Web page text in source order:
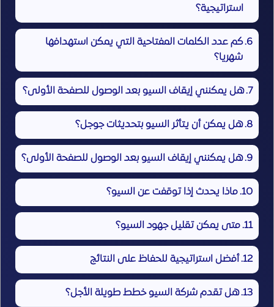
استراتيجية؟
كم عدد الكلمات المفتاحية التي يمكن استهدافها
شهريا؟
هل يمكنني إيقاف السيو بعد الوصول للصفحة الأولى؟
هل يمكن أن يتأثر السيو بتحديثات جوجل؟
هل يمكنني إيقاف السيو بعد الوصول للصفحة الأولى؟
ماذا يحدث إذا توقفت عن السيو؟
متى يمكن تقليل جهود السيو؟
أفضل استراتيجية للحفاظ على النتائج
هل تقدم شركة السيو خطط طويلة الأجل؟